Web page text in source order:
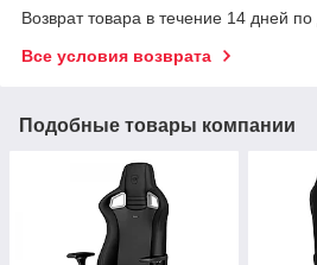
Возврат товара в течение 14 дней по
Все условия возврата
Подобные товары компании